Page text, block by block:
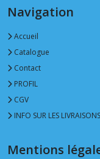
Navigation
Accueil
Catalogue
Contact
PROFIL
CGV
INFO SUR LES LIVRAISONS
Mentions